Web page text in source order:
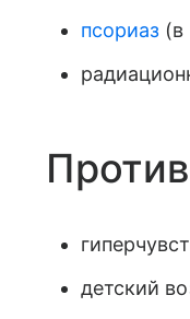
псориаз (в
детский